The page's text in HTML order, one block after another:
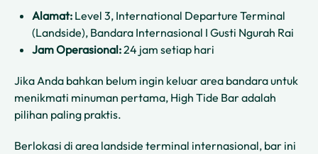
Alamat: Level 3, International Departure Terminal
(Landside), Bandara Internasional I Gusti Ngurah Rai
Jam Operasional:24 jam setiap hari
Jika Anda bahkan belum ingin keluar area bandara untuk
menikmati minuman pertama, High Tide Bar adalah
pilihan paling praktis.
Berlokasi di area landside terminal internasional, bar ini